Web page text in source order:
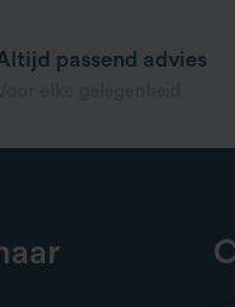
passend advies